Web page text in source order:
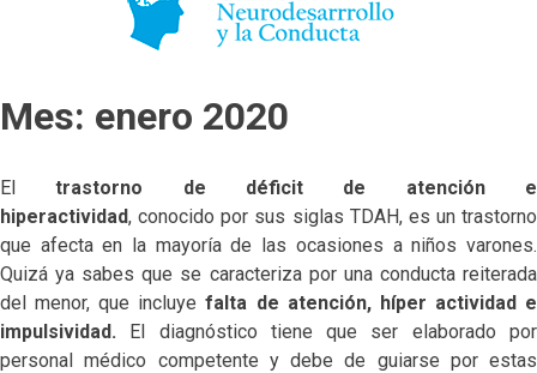
Mes: enero 2020
Eltrastorno de déficit de atención e
hiperactividad, conocido por sus siglas TDAH, es un trastorno
que afecta en la mayoría de las ocasiones a niños varones.
Quizá ya sabes que se caracteriza por una conducta reiterada
del menor, que incluye falta de atención, híper actividad e
impulsividad. El diagnóstico tiene que ser elaborado por
personal médico competente y debe de guiarse por estas